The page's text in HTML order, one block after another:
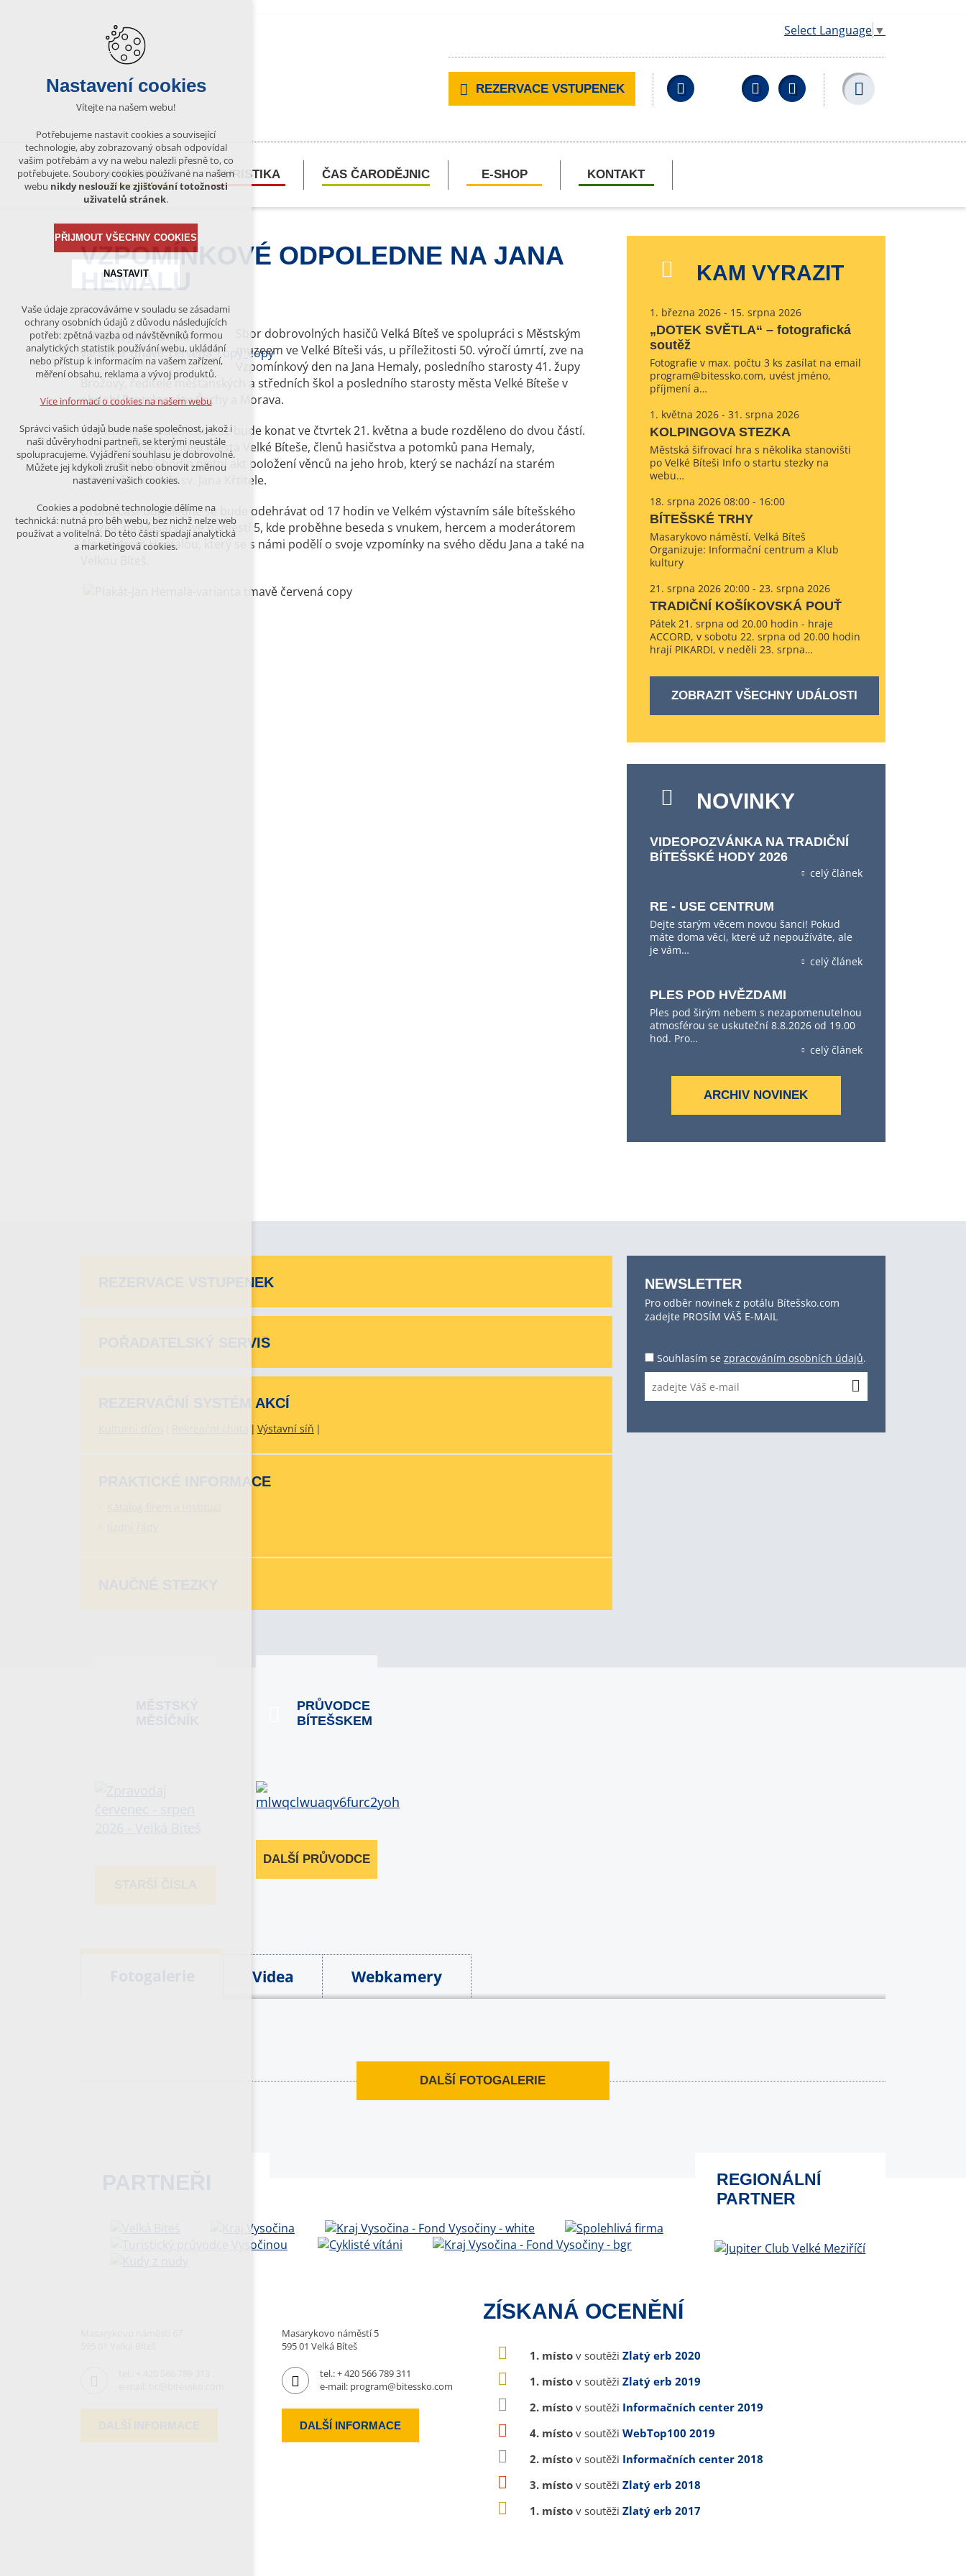
Select Language ▼
REZERVACE VSTUPENEK Facebook YouTubeWikipedia
KULTURA TURISTIKA ČAS ČARODĚJNIC E-SHOP KONTAKT
VZPOMÍNKOVÉ ODPOLEDNE NA JANA
HEMALU
14.5.2026
Sbor dobrovolných hasičů Velká Bíteš ve spolupráci s Městským
muzeem ve Velké Bíteši vás, u příležitosti 50. výročí úmrtí, zve na
Vzpomínkový den na Jana Hemaly, posledního starosty 41. župy
Brožovy, ředitele měšťanských a středních škol a posledního starosty města Velké Bíteše v
období Protektorátu Čechy a Morava.
Vzpomínkové odpoledne se bude konat ve čtvrtek 21. května a bude rozděleno do dvou částí.
Za účasti představitelů města Velké Bíteše, členů hasičstva a potomků pana Hemaly,
proběhne v 15 hodin pietní akt položení věnců na jeho hrob, který se nachází na starém
hřbitově u kostela sv. Jana Křtitele.
Druhá část odpoledne se bude odehrávat od 17 hodin ve Velkém výstavním sále bítešského
muzea, na Masarykově náměstí 5, kde proběhne beseda s vnukem, hercem a moderátorem
Alexandrem Hemalou, který se s námi podělí o svoje vzpomínky na svého dědu Jana a také na
KAM VYRAZIT
1. března 2026 - 15. srpna 2026
„DOTEK SVĚTLA“ – fotografická
soutěž
Fotografie v max. počtu 3 ks zasílat na email
program@bitessko.com, uvést jméno,
příjmení a…
1. května 2026 - 31. srpna 2026
KOLPINGOVA STEZKA
Městská šifrovací hra s několika stanovišti
po Velké Bíteši Info o startu stezky na
webu…
18. srpna 2026 08:00 - 16:00
BÍTEŠSKÉ TRHY
Masarykovo náměstí, Velká Bíteš
Organizuje: Informační centrum a Klub
kultury
21. srpna 2026 20:00 - 23. srpna 2026
TRADIČNÍ KOŠÍKOVSKÁ POUŤ
Pátek 21. srpna od 20.00 hodin - hraje
ACCORD, v sobotu 22. srpna od 20.00 hodin
hrají PIKARDI, v neděli 23. srpna…
ZOBRAZIT VŠECHNY UDÁLOSTI
NOVINKY
VIDEOPOZVÁNKA NA TRADIČNÍ
BÍTEŠSKÉ HODY 2026
celý článek
RE - USE CENTRUM
Dejte starým věcem novou šanci! Pokud
máte doma věci, které už nepoužíváte, ale
je vám…
celý článek
PLES POD HVĚZDAMI
Ples pod širým nebem s nezapomenutelnou
atmosférou se uskuteční 8.8.2026 od 19.00
hod. Pro…
celý článek
ARCHIV NOVINEK
REZERVACE VSTUPENEK
POŘADATELSKÝ SERVIS
REZERVAČNÍ SYSTÉM AKCÍ
Výstavní síň
PRAKTICKÉ INFORMACE
NEWSLETTER
Pro odběr novinek z potálu Bítešsko.com
zadejte PROSÍM VÁŠ E-MAIL
Souhlasím se zpracováním osobních údajů.
PRŮVODCE
BÍTEŠSKEM
DALŠÍ PRŮVODCE
Videa Webkamery
DALŠÍ FOTOGALERIE
REGIONÁLNÍ
PARTNER
Masarykovo náměstí 5
595 01 Velká Bíteš
tel.:+ 420 566 789 311
e-mail: program@bitessko.com
DALŠÍ INFORMACE
ZÍSKANÁ OCENĚNÍ
1. místo v soutěži Zlatý erb 2020
1. místo v soutěži Zlatý erb 2019
2. místo v soutěži Informačních center 2019
4. místo v soutěži WebTop100 2019
2. místo v soutěži Informačních center 2018
3. místo v soutěži Zlatý erb 2018
1. místo v soutěži Zlatý erb 2017
Nastavení cookies
Vítejte na našem webu!
Potřebujeme nastavit cookies a související
technologie, aby zobrazovaný obsah odpovídal
vašim potřebám a vy na webu nalezli přesně to, co
potřebujete. Soubory cookies používané na našem
webu nikdy neslouží ke zjišťování totožnosti
uživatelů stránek.
PŘIJMOUT VŠECHNY COOKIES
NASTAVIT
Technická cookies
nutná pro provozování webu
udržení kontextu stránek (session):
případná přihlášení, volby jazyka, apod.
analytická pro anonymizované
vyhodnocení návštěvnosti
marketingová cookies (Google)
Více informací o cookies na našem webu
ODMÍTNOUT VŠE
Vaše údaje zpracováváme v souladu se zásadami
ochrany osobních údajů z důvodu následujících
potřeb: zpětná vazba od návštěvníků formou
analytických statistik používání webu, ukládání
nebo přístup k informacím na vašem zařízení,
měření obsahu, reklama a vývoj produktů.
Více informací o cookies na našem webu
Správci vašich údajů bude naše společnost, jakož i
naši důvěryhodní partneři, se kterými neustále
spolupracujeme. Vyjádření souhlasu je dobrovolné.
Můžete jej kdykoli zrušit nebo obnovit změnou
nastavení vašich cookies.
Cookies a podobné technologie dělíme na
technická: nutná pro běh webu, bez nichž nelze web
používat a volitelná. Do této části spadají analytická
a marketingová cookies.